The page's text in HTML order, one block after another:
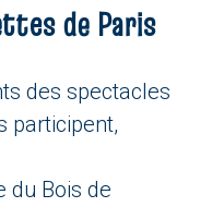
de Paris
des spectacles
participent,
du Bois de